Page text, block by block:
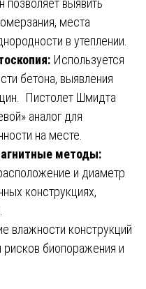
позволяет выявить
места
в утеплении.
Используется
бетона, выявления
Пистолет Шмидта
аналог для
на месте.
методы:
и диаметр
конструкциях,
влажности конструкций
рисков биопоражения и